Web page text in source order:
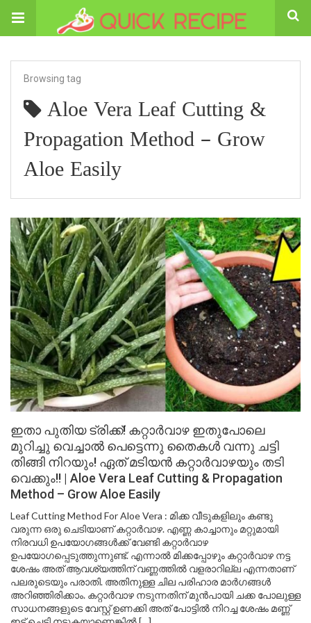
Browsing tag
Aloe Vera Leaf Cutting &
Propagation Method – Grow
Aloe Easily
ഇതാ പുതിയ ട്രിക്ക്! കറ്റാർവാഴ ഇതുപോലെ
മുറിച്ചു വെച്ചാൽ പെട്ടെന്നു തൈകൾ വന്നു ചട്ടി
തിങ്ങി നിറയും! ഏത് മടിയൻ കറ്റാർവാഴയും തടി
വെക്കും!! | Aloe Vera Leaf Cutting & Propagation
Method – Grow Aloe Easily
Leaf Cutting Method For Aloe Vera : മിക്ക വീടുകളിലും കണ്ടു
വരുന്ന ഒരു ചെടിയാണ് കറ്റാർവാഴ. എണ്ണ കാച്ചാനും മറ്റുമായി
നിരവധി ഉപയോഗങ്ങൾക്ക് വേണ്ടി കറ്റാർവാഴ
ഉപയോഗപ്പെടുത്തുന്നുണ്ട്. എന്നാൽ മിക്കപ്പോഴും കറ്റാർവാഴ നട്ട
ശേഷം അത് ആവശ്യത്തിന് വണ്ണത്തിൽ വളരാറില്ല എന്നതാണ്
പലരുടെയും പരാതി. അതിനുള്ള ചില പരിഹാര മാർഗങ്ങൾ
അറിഞ്ഞിരിക്കാം. കറ്റാർവാഴ നടുന്നതിന് മുൻപായി ചക്ക പോലുള്ള
സാധനങ്ങളുടെ വേസ്റ്റ് ഉണക്കി അത് പോട്ടിൽ നിറച്ച ശേഷം മണ്ണ്